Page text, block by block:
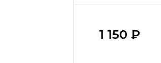
1 150₽